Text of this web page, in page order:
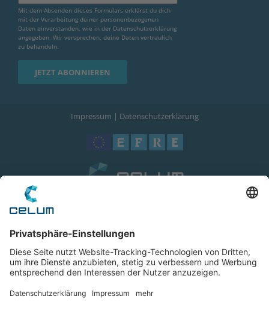
Mit dem Absenden dieses Formulars erklärst du dich
mit der Verarbeitung deiner personenbezogenen
Daten einverstanden, wie in der Datenschutzerklärung
angegeben. Wir versprechen, deine Daten vertraulich
zu behandeln.
Impressum | Datenschutzerklärung